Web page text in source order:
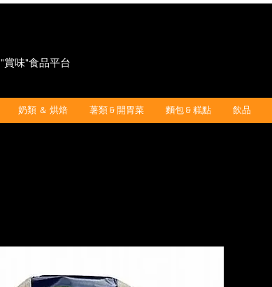
"賞味"食品平台
奶類 ＆ 烘焙 薯類 & 開胃菜 麵包 & 糕點 飲品